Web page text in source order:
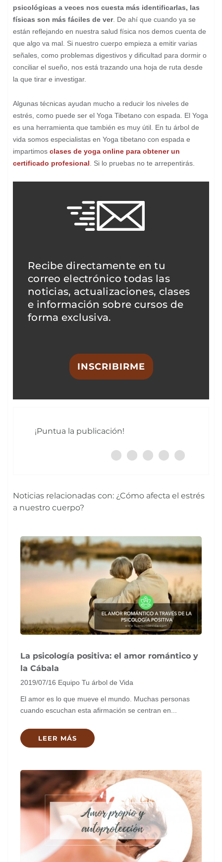
psicológicas a veces nos cuesta más identificarlas, las
físicas son más fáciles de ver. De ahí que cuando ya se
están reflejando en nuestra salud física nos demos cuenta de
que algo va mal. Si nuestro cuerpo empieza a emitir varias
señales, como problemas digestivos y dificultad para dormir o
conciliar el sueño, nos está trazando una hoja de ruta desde
la que tirar e investigar.
Algunas técnicas ayudan mucho a reducir los niveles de
estrés, como puede ser el Yoga Tibetano con espada. El Yoga
es una herramienta que también es muy útil. En tu árbol de
vida somos especialistas en Yoga tibetano con espada e
impartimos clases de yoga online para obtener un
certificado profesional . Si lo pruebas no te arrepentirás.
Recibe directamente en tu
correo electrónico todas las
noticias, actualizaciones, clases
e información sobre cursos de
forma exclusiva.
INSCRIBIRME
¡Puntua la publicación!
Noticias relacionadas con: ¿Cómo afecta el estrés
a nuestro cuerpo?
La psicología positiva: el amor romántico y
la Cábala
2019/07/16 Equipo Tu árbol de Vida
El amor es lo que mueve el mundo. Muchas personas
cuando escuchan esta afirmación se centran en...
LEER MÁS